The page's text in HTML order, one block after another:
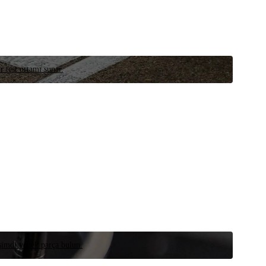
test ortamı sunar.
yedek parça bulun.